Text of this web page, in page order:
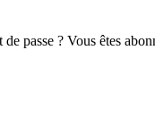
passe ? Vous êtes